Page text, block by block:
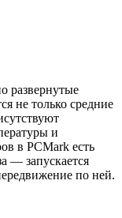
развернутые
не только средние
и
в PCMark есть
— запускается
по ней.